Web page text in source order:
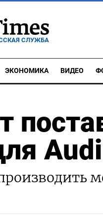
СЛУЖБА
ЭКОНОМИКА ВИДЕО
Audi